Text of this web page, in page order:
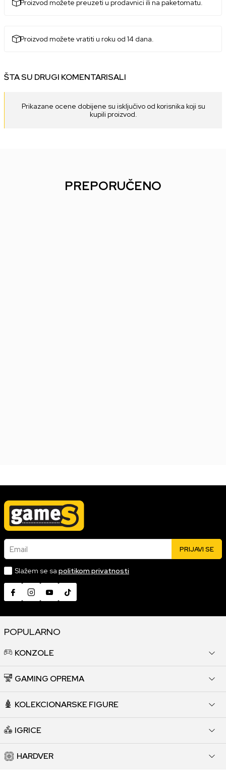
Proizvod možete preuzeti u prodavnici ili na paketomatu.
Proizvod možete vratiti u roku od 14 dana.
ŠTA SU DRUGI KOMENTARISALI
Prikazane ocene dobijene su isključivo od korisnika koji su
kupili proizvod.
PREPORUČENO
Email PRIJAVI SE
Slažem se sa politikom privatnosti
POPULARNO
KONZOLE
GAMING OPREMA
KOLEKCIONARSKE FIGURE
IGRICE
HARDVER